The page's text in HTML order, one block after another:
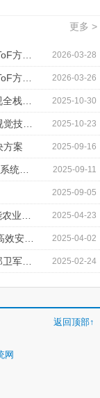
更多 >
方案
2026-03-28
方案
2026-03-26
栈机
2025-10-30
技术
2025-10-23
方案 2025-09-16
统助
2025-09-11
2025-09-05
业机
2025-04-23
安全
2025-04-02
军：
2025-02-24
返回顶部↑
网